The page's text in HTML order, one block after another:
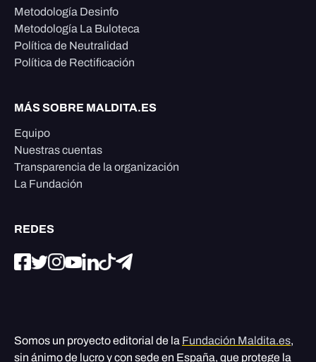
Metodología Desinfo
Metodología La Buloteca
Política de Neutralidad
Política de Rectificación
MÁS SOBRE MALDITA.ES
Equipo
Nuestras cuentas
Transparencia de la organización
La Fundación
REDES
Somos un proyecto editorial de la Fundación Maldita.es,
sin ánimo de lucro y con sede en España, que protege la